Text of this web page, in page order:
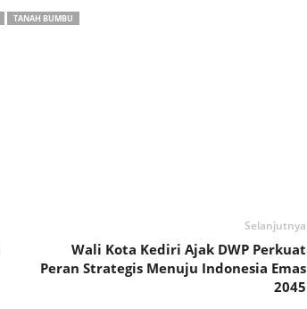
TANAH BUMBU
Selanjutnya
Wali Kota Kediri Ajak DWP Perkuat
Peran Strategis Menuju Indonesia Emas
2045